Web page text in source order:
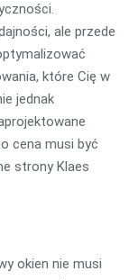
ale przede
które Cię w
jednak
cena musi być
strony Klaes
okien nie musi